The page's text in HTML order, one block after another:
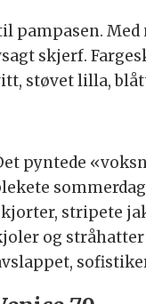
Med
skjerf.
støvet lilla,
pyntede
stripete
og